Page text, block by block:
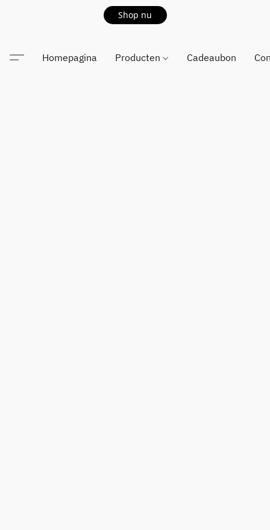
Shop nu
Homepagina Producten Cadeaubon